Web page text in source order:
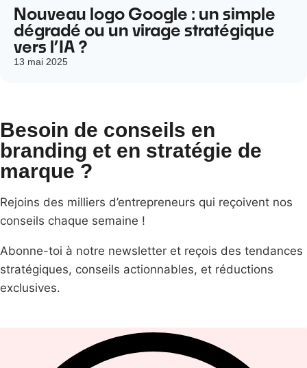
Nouveau logo Google : un simple
dégradé ou un virage stratégique
vers l’IA ?
13 mai 2025
Besoin de conseils en
branding et en stratégie de
marque ?
Rejoins des milliers d’entrepreneurs qui reçoivent nos
conseils chaque semaine !
Abonne-toi à notre newsletter et reçois des tendances
stratégiques, conseils actionnables, et réductions
exclusives.